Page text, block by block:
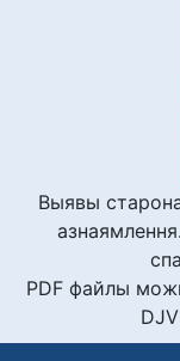
Выявы
PDF файлы